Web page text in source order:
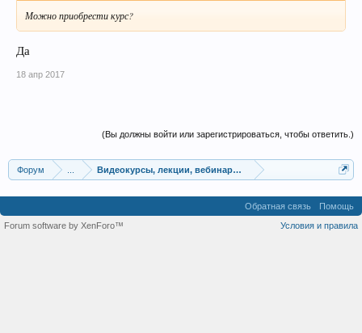
Можно приобрести курс?
Да
18 апр 2017
(Вы должны войти или зарегистрироваться, чтобы ответить.)
Форум Видеокурсы, лекции, вебинары, учебный материал
Обратная связь
Помощь
Условия и правила
Forum software by XenForo™